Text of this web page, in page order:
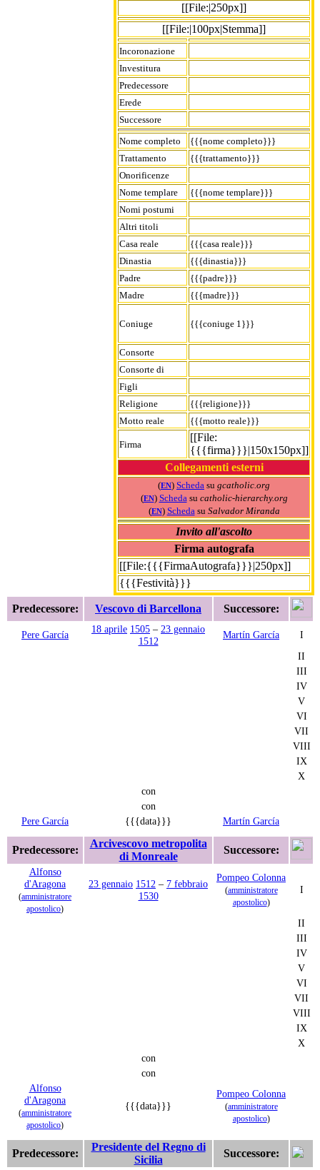
[[File:|250px]]
[[File:|100px|Stemma]]
Incoronazione
Investitura
Predecessore
Erede
Successore
Nome completo
{{{nome completo}}}
Trattamento
{{{trattamento}}}
Onorificenze
Nome templare
{{{nome templare}}}
Nomi postumi
Altri titoli
Casa reale
{{{casa reale}}}
Dinastia
{{{dinastia}}}
Padre
{{{padre}}}
Madre
{{{madre}}}
Coniuge {{{coniuge 1}}}
Consorte
Consorte di
Figli
Religione
{{{religione}}}
Motto reale
{{{motto reale}}}
Firma
[[File:
{{{firma}}}|150x150px]]
Collegamenti esterni
(EN) Scheda su gcatholic.org
(EN) Scheda su catholic-hierarchy.org
(EN) Scheda su Salvador Miranda
Invito all'ascolto
Firma autografa
[[File:{{{FirmaAutografa}}}|250px]]
{{{Festività}}}
Predecessore: Vescovo di Barcellona Successore:
Pere García 18 aprile 1505 – 23 gennaio
1512
Martín García
I
II
III
IV
V
VI
VII
VIII
IX
X
con
con
Pere García
{{{data}}} Martín García
Predecessore:
Arcivescovo metropolita
di Monreale
Successore:
Alfonso
d'Aragona
(amministratore
apostolico)
23 gennaio 1512 – 7 febbraio
1530
Pompeo Colonna
(amministratore
apostolico)
I
II
III
IV
V
VI
VII
VIII
IX
X
con
con
Alfonso
d'Aragona
(amministratore
apostolico)
{{{data}}}
Pompeo Colonna
(amministratore
apostolico)
Predecessore:
Presidente del Regno di
Sicilia
Successore: